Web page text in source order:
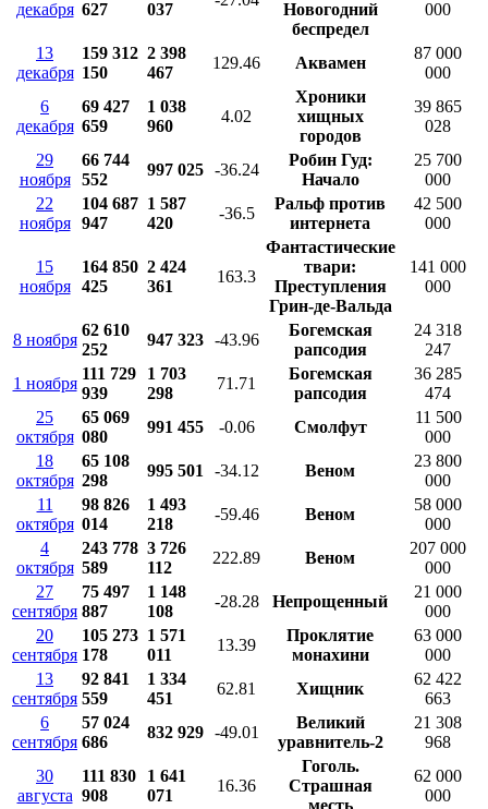
декабря 627
037
Новогодний
беспредел
000
13
декабря
159 312
150
2 398
467
129.46 Аквамен
87 000
000
6
декабря
69 427
659
1 038
960
4.02
Хроники
хищных
городов
39 865
028
29
ноября
66 744
552
997 025 -36.24
Робин Гуд:
Начало
25 700
000
22
ноября
104 687
947
1 587
420
-36.5
Ральф против
интернета
42 500
000
15
ноября
164 850
425
2 424
361
163.3
Фантастические
твари:
Преступления
Грин-де-Вальда
141 000
000
8 ноября
62 610
252
947 323 -43.96
Богемская
рапсодия
24 318
247
1 ноября
111 729
939
1 703
298
71.71
Богемская
рапсодия
36 285
474
25
октября
65 069
080
991 455 -0.06 Смолфут
11 500
000
18
октября
65 108
298
995 501 -34.12 Веном
23 800
000
11
октября
98 826
014
1 493
218
-59.46 Веном
58 000
000
4
октября
243 778
589
3 726
112
222.89 Веном
207 000
000
27
сентября
75 497
887
1 148
108
-28.28 Непрощенный
21 000
000
20
сентября
105 273
178
1 571
011
13.39
Проклятие
монахини
63 000
000
13
сентября
92 841
559
1 334
451
62.81 Хищник
62 422
663
6
сентября
57 024
686
832 929 -49.01
Великий
уравнитель-2
21 308
968
30
августа
111 830
908
1 641
071
16.36
Гоголь.
Страшная
62 000
000